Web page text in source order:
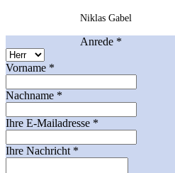
Niklas Gabel
Anrede *
Vorname *
Nachname *
Ihre E-Mailadresse *
Ihre Nachricht *